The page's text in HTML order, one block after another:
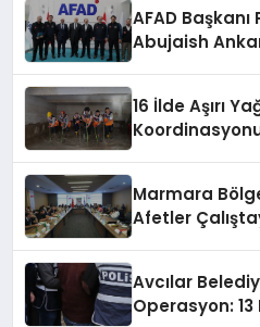
AFAD
Abujaish
16 İlde Aşırı
Marmara
Afetler
Avcılar
Operasyon: